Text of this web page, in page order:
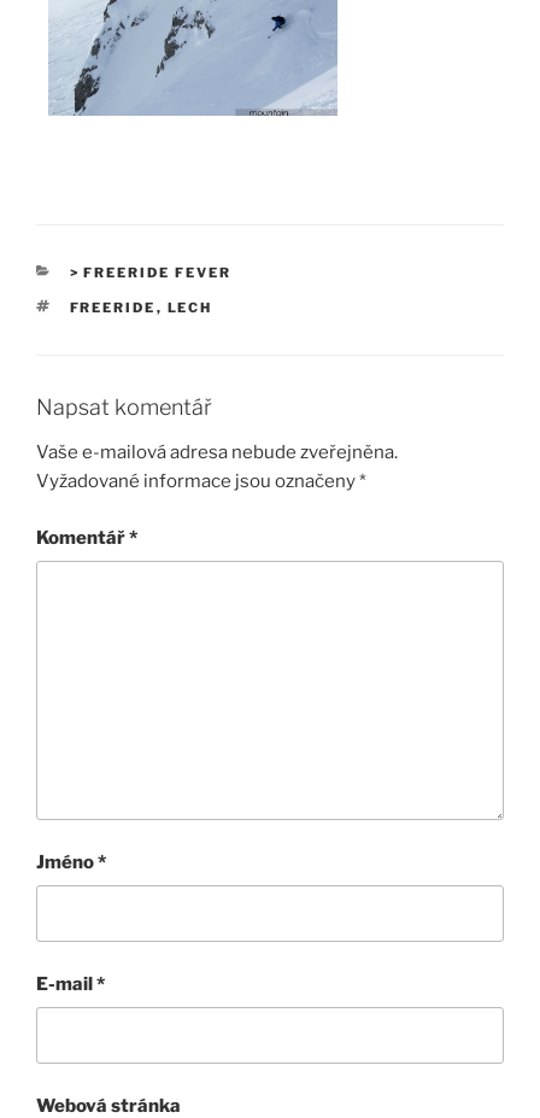
RUBRIKY
> FREERIDE FEVER
ŠTÍTKY
FREERIDE , LECH
Napsat komentář
Vaše e-mailová adresa nebude zveřejněna.
Vyžadované informace jsou označeny*
Komentář*
Jméno*
E-mail*
Webová stránka